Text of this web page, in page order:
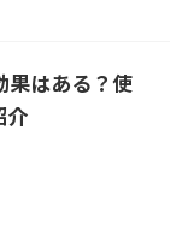
はある？使
介